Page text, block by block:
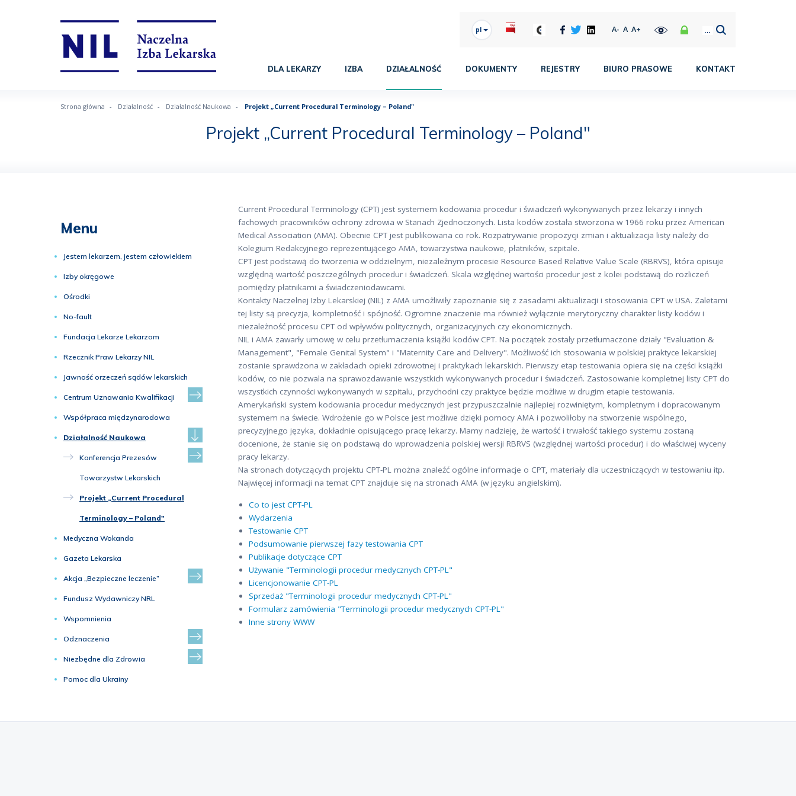
pl A- A A+
DLA LEKARZY IZBA DZIAŁALNOŚĆ DOKUMENTY REJESTRY BIURO PRASOWE KONTAKT
Strona główna Działalność Działalność Naukowa Projekt „Current Procedural Terminology – Poland"
Projekt „Current Procedural Terminology – Poland"
Menu
Jestem lekarzem, jestem człowiekiem
Izby okręgowe
Ośrodki
No-fault
Fundacja Lekarze Lekarzom
Rzecznik Praw Lekarzy NIL
Jawność orzeczeń sądów lekarskich
Centrum Uznawania Kwalifikacji
Współpraca międzynarodowa
Działalność Naukowa
Konferencja Prezesów
Towarzystw Lekarskich
Projekt „Current Procedural
Terminology – Poland"
Medyczna Wokanda
Gazeta Lekarska
Akcja „Bezpieczne leczenie”
Fundusz Wydawniczy NRL
Wspomnienia
Odznaczenia
Niezbędne dla Zdrowia
Pomoc dla Ukrainy
Current Procedural Terminology (CPT) jest systemem kodowania procedur i świadczeń wykonywanych przez lekarzy i innych
fachowych pracowników ochrony zdrowia w Stanach Zjednoczonych. Lista kodów została stworzona w 1966 roku przez American
Medical Association (AMA). Obecnie CPT jest publikowana co rok. Rozpatrywanie propozycji zmian i aktualizacja listy należy do
Kolegium Redakcyjnego reprezentującego AMA, towarzystwa naukowe, płatników, szpitale.
CPT jest podstawą do tworzenia w oddzielnym, niezależnym procesie Resource Based Relative Value Scale (RBRVS), która opisuje
względną wartość poszczególnych procedur i świadczeń. Skala względnej wartości procedur jest z kolei podstawą do rozliczeń
pomiędzy płatnikami a świadczeniodawcami.
Kontakty Naczelnej Izby Lekarskiej (NIL) z AMA umożliwiły zapoznanie się z zasadami aktualizacji i stosowania CPT w USA. Zaletami
tej listy są precyzja, kompletność i spójność. Ogromne znaczenie ma również wyłącznie merytoryczny charakter listy kodów i
niezależność procesu CPT od wpływów politycznych, organizacyjnych czy ekonomicznych.
NIL i AMA zawarły umowę w celu przetłumaczenia książki kodów CPT. Na początek zostały przetłumaczone działy "Evaluation &
Management", "Female Genital System" i "Maternity Care and Delivery". Możliwość ich stosowania w polskiej praktyce lekarskiej
zostanie sprawdzona w zakładach opieki zdrowotnej i praktykach lekarskich. Pierwszy etap testowania opiera się na części książki
kodów, co nie pozwala na sprawozdawanie wszystkich wykonywanych procedur i świadczeń. Zastosowanie kompletnej listy CPT do
wszystkich czynności wykonywanych w szpitalu, przychodni czy praktyce będzie możliwe w drugim etapie testowania.
Amerykański system kodowania procedur medycznych jest przypuszczalnie najlepiej rozwiniętym, kompletnym i dopracowanym
systemem na świecie. Wdrożenie go w Polsce jest możliwe dzięki pomocy AMA i pozwoliłoby na stworzenie wspólnego,
precyzyjnego języka, dokładnie opisującego pracę lekarzy. Mamy nadzieję, że wartość i trwałość takiego systemu zostaną
docenione, że stanie się on podstawą do wprowadzenia polskiej wersji RBRVS (względnej wartości procedur) i do właściwej wyceny
pracy lekarzy.
Na stronach dotyczących projektu CPT-PL można znaleźć ogólne informacje o CPT, materiały dla uczestniczących w testowaniu itp.
Najwięcej informacji na temat CPT znajduje się na stronach AMA (w języku angielskim).
Co to jest CPT-PL
Wydarzenia
Testowanie CPT
Podsumowanie pierwszej fazy testowania CPT
Publikacje dotyczące CPT
Używanie "Terminologii procedur medycznych CPT-PL"
Licencjonowanie CPT-PL
Sprzedaż "Terminologii procedur medycznych CPT-PL"
Formularz zamówienia "Terminologii procedur medycznych CPT-PL"
Inne strony WWW